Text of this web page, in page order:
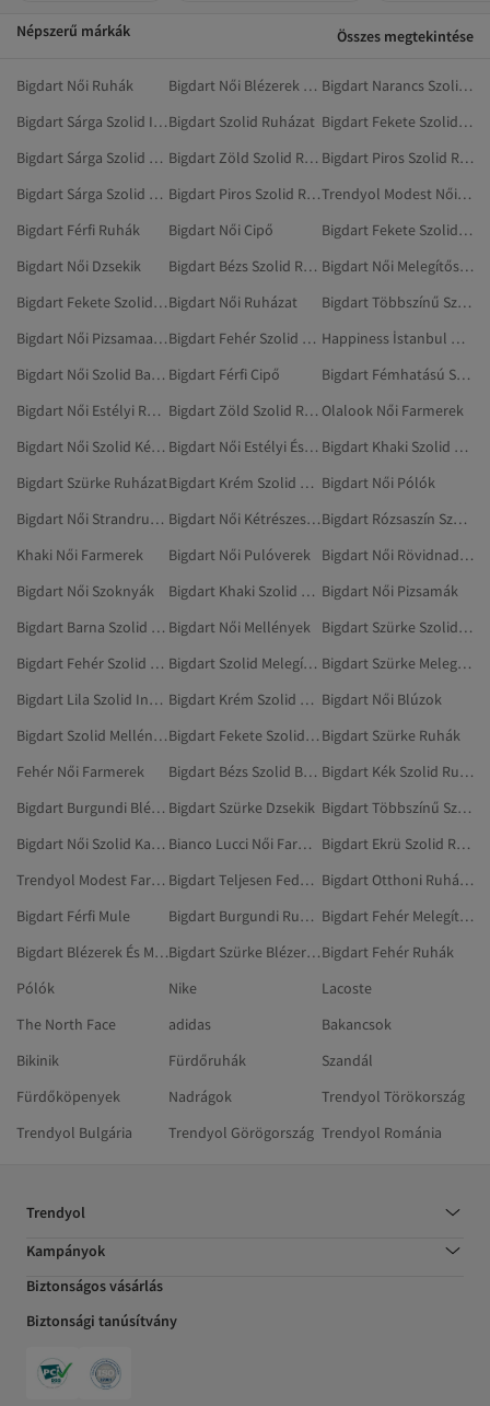
Népszerű márkák Összes megtekintése
Bigdart Női Ruhák Bigdart Női Blézerek És Mellények
Bigdart Narancs Szolid Ruházat
Bigdart Sárga Szolid IngekBigdart Szolid Ruházat
Bigdart Fekete Szolid Ruhák
Bigdart Sárga Szolid Ruhák
Bigdart Zöld Szolid Ruhák
Bigdart Piros Szolid Ruhák
Bigdart Sárga Szolid Ruházat
Bigdart Piros Szolid Ruházat
Trendyol Modest Női Farmerek
Bigdart Férfi Ruhák
Bigdart Női Cipő
Bigdart Fekete Szolid Ingek
Bigdart Női Dzsekik
Bigdart Bézs Szolid Ruházat
Bigdart Női Melegítőszettek
Bigdart Fekete Szolid RuházatBigdart Női Ruházat
Bigdart Többszínű Szolid Ruhák
Bigdart Női Pizsamaalsó
Bigdart Fehér Szolid Ruházat
Happiness İstanbul Női Farmerek
Bigdart Női Szolid Ballonkabátok Bigdart Férfi Cipő
Bigdart Fémhatású Szolid Ruházat
Bigdart Női Estélyi Ruhák
Bigdart Zöld Szolid Ruházat Olalook Női Farmerek
Bigdart Női Szolid Kétrészes Szettek
Bigdart Női Estélyi És Báli Ruhák
Bigdart Khaki Szolid Ruhák
Bigdart Szürke Ruházat
Bigdart Krém Szolid Ruhák Bigdart Női Pólók
Bigdart Női Strandruházat
Bigdart Női Kétrészes Szettek
Bigdart Rózsaszín Szolid Ruhák
Khaki Női Farmerek
Bigdart Női Pulóverek
Bigdart Női Rövidnadrág
Bigdart Női Szoknyák
Bigdart Khaki Szolid Ruházat Bigdart Női Pizsamák
Bigdart Barna Szolid Ruhák Bigdart Női Mellények
Bigdart Szürke Szolid Melegítőszettek
Bigdart Fehér Szolid Melegítőszettek
Bigdart Szolid Melegítőszettek
Bigdart Szürke Melegítőszettek
Bigdart Lila Szolid Ingek
Bigdart Krém Szolid Ruházat Bigdart Női Blúzok
Bigdart Szolid Mellények
Bigdart Fekete Szolid Melegítőszettek Bigdart Szürke Ruhák
Fehér Női Farmerek
Bigdart Bézs Szolid Ballonkabátok
Bigdart Kék Szolid Ruhák
Bigdart Burgundi Blézerek És Mellények Bigdart Szürke Dzsekik
Bigdart Többszínű Szolid Ruházat
Bigdart Női Szolid Kardigánok
Bianco Lucci Női Farmerek
Bigdart Ekrü Szolid Ruházat
Trendyol Modest Farmerek
Bigdart Teljesen Fedő Fürdőruhák
Bigdart Otthoni Ruházat
Bigdart Férfi Mule
Bigdart Burgundi Ruhák
Bigdart Fehér Melegítőszettek
Bigdart Blézerek És Mellények
Bigdart Szürke Blézerek És MellényekBigdart Fehér Ruhák
Pólók
Nike
Lacoste
The North Face
adidas
Bakancsok
Bikinik
Fürdőruhák
Szandál
Fürdőköpenyek
Nadrágok
Trendyol Törökország
Trendyol Bulgária
Trendyol Görögország Trendyol Románia
Trendyol
Kampányok
Biztonságos vásárlás
Biztonsági tanúsítvány